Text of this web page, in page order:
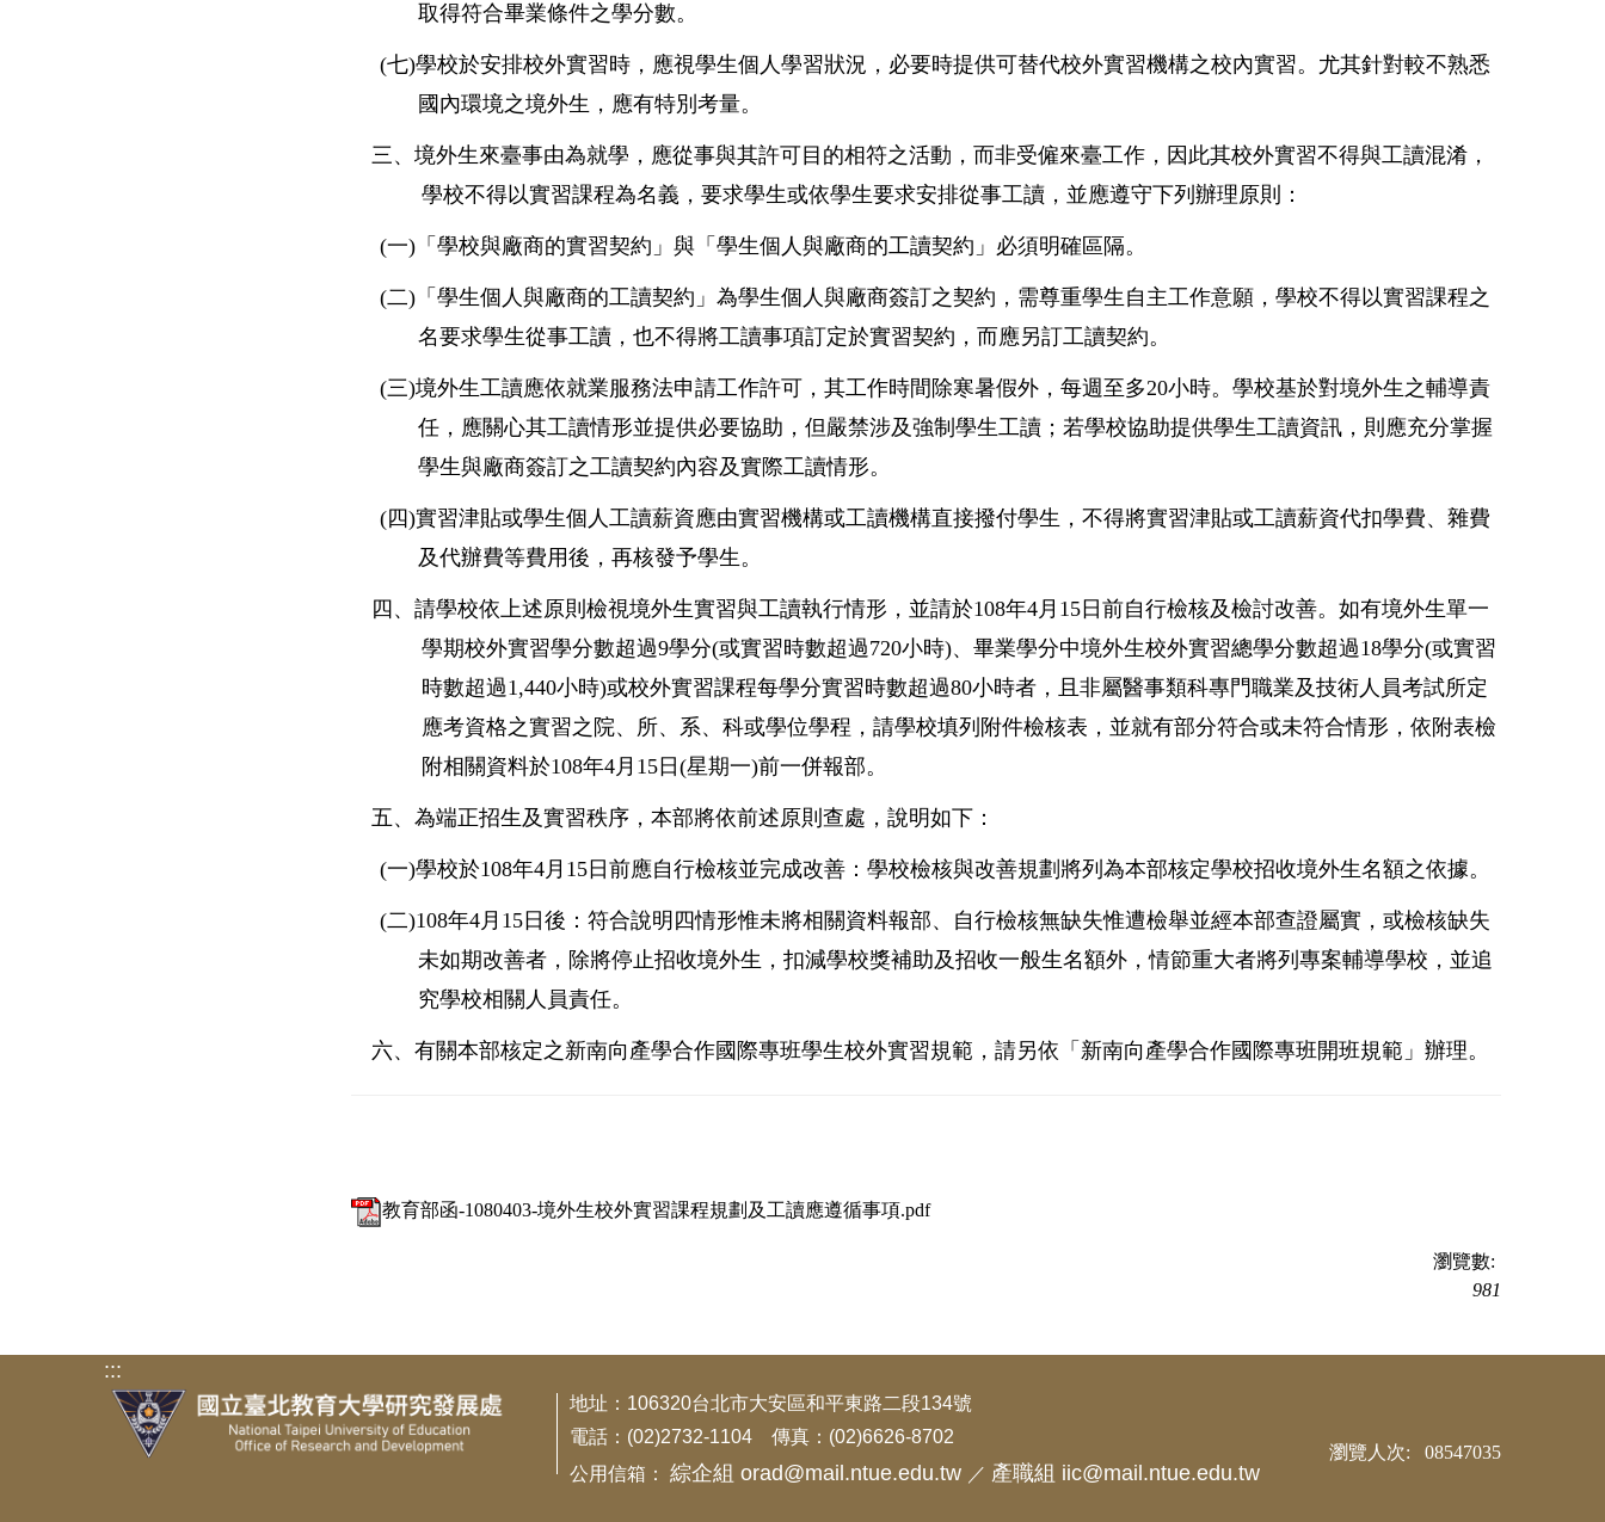
取得符合畢業條件之學分數。
(七)學校於安排校外實習時，應視學生個人學習狀況，必要時提供可替代校外實習機構之校內實習。尤其針對較不熟悉
國內環境之境外生，應有特別考量。
三、境外生來臺事由為就學，應從事與其許可目的相符之活動，而非受僱來臺工作，因此其校外實習不得與工讀混淆，
學校不得以實習課程為名義，要求學生或依學生要求安排從事工讀，並應遵守下列辦理原則：
(一)「學校與廠商的實習契約」與「學生個人與廠商的工讀契約」必須明確區隔。
(二)「學生個人與廠商的工讀契約」為學生個人與廠商簽訂之契約，需尊重學生自主工作意願，學校不得以實習課程之
名要求學生從事工讀，也不得將工讀事項訂定於實習契約，而應另訂工讀契約。
(三)境外生工讀應依就業服務法申請工作許可，其工作時間除寒暑假外，每週至多20小時。學校基於對境外生之輔導責
任，應關心其工讀情形並提供必要協助，但嚴禁涉及強制學生工讀；若學校協助提供學生工讀資訊，則應充分掌握
學生與廠商簽訂之工讀契約內容及實際工讀情形。
(四)實習津貼或學生個人工讀薪資應由實習機構或工讀機構直接撥付學生，不得將實習津貼或工讀薪資代扣學費、雜費
及代辦費等費用後，再核發予學生。
四、請學校依上述原則檢視境外生實習與工讀執行情形，並請於108年4月15日前自行檢核及檢討改善。如有境外生單一
學期校外實習學分數超過9學分(或實習時數超過720小時)、畢業學分中境外生校外實習總學分數超過18學分(或實習
時數超過1,440小時)或校外實習課程每學分實習時數超過80小時者，且非屬醫事類科專門職業及技術人員考試所定
應考資格之實習之院、所、系、科或學位學程，請學校填列附件檢核表，並就有部分符合或未符合情形，依附表檢
附相關資料於108年4月15日(星期一)前一併報部。
五、為端正招生及實習秩序，本部將依前述原則查處，說明如下：
(一)學校於108年4月15日前應自行檢核並完成改善：學校檢核與改善規劃將列為本部核定學校招收境外生名額之依據。
(二)108年4月15日後：符合說明四情形惟未將相關資料報部、自行檢核無缺失惟遭檢舉並經本部查證屬實，或檢核缺失
未如期改善者，除將停止招收境外生，扣減學校獎補助及招收一般生名額外，情節重大者將列專案輔導學校，並追
究學校相關人員責任。
六、有關本部核定之新南向產學合作國際專班學生校外實習規範，請另依「新南向產學合作國際專班開班規範」辦理。
教育部函-1080403-境外生校外實習課程規劃及工讀應遵循事項.pdf
瀏覽數:
981
:::
地址：106320台北市大安區和平東路二段134號
電話：(02)2732-1104 傳真：(02)6626-8702
公用信箱： 綜企組 orad@mail.ntue.edu.tw ／ 產職組 iic@mail.ntue.edu.tw
08547035